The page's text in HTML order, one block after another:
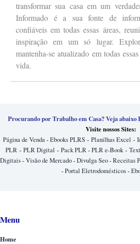
transformar sua casa em um
Informado é a sua fonte de
confiáveis em todas essas áreas,
inspiração em um só lugar.
mantenha-se atualizado em todas
vida.
Procurando por Trabalho em Casa? Veja abaixo
Visite nossos Sites:
Página de Venda-Ebooks PLRS - Planilhas Excel -
PLR - PLR Digital - Pack PLR-PLR e-Book-
Digitais-Visão de Mercado-Divulga Seo-Receitas
-Portal Eletrodomésticos-
Menu
Home